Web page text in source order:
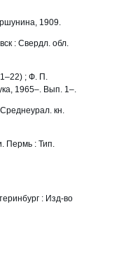
1909.
: Свердл. обл.
; Ф. П.
1965–. Вып. 1–.
кн.
Пермь : Тип.
: Изд-во